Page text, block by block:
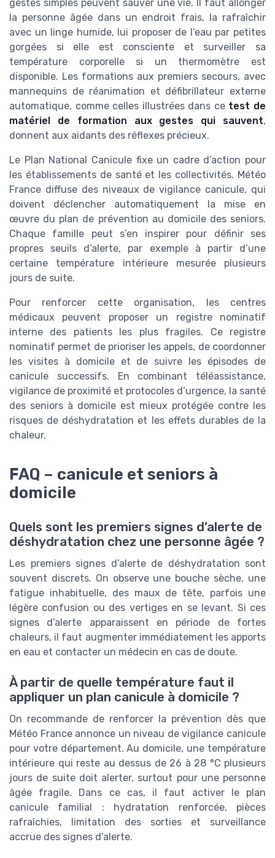
gestes simples peuvent sauver une vie. Il faut allonger
la personne âgée dans un endroit frais, la rafraîchir
avec un linge humide, lui proposer de l’eau par petites
gorgées si elle est consciente et surveiller sa
température corporelle si un thermomètre est
disponible. Les formations aux premiers secours, avec
mannequins de réanimation et défibrillateur externe
automatique, comme celles illustrées dans ce test de
matériel de formation aux gestes qui sauvent,
donnent aux aidants des réflexes précieux.
Le Plan National Canicule fixe un cadre d’action pour
les établissements de santé et les collectivités. Météo
France diffuse des niveaux de vigilance canicule, qui
doivent déclencher automatiquement la mise en
œuvre du plan de prévention au domicile des seniors.
Chaque famille peut s’en inspirer pour définir ses
propres seuils d’alerte, par exemple à partir d’une
certaine température intérieure mesurée plusieurs
jours de suite.
Pour renforcer cette organisation, les centres
médicaux peuvent proposer un registre nominatif
interne des patients les plus fragiles. Ce registre
nominatif permet de prioriser les appels, de coordonner
les visites à domicile et de suivre les épisodes de
canicule successifs. En combinant téléassistance,
vigilance de proximité et protocoles d’urgence, la santé
des seniors à domicile est mieux protégée contre les
risques de déshydratation et les effets durables de la
chaleur.
FAQ – canicule et seniors à
domicile
Quels sont les premiers signes d’alerte de
déshydratation chez une personne âgée ?
Les premiers signes d’alerte de déshydratation sont
souvent discrets. On observe une bouche sèche, une
fatigue inhabituelle, des maux de tête, parfois une
légère confusion ou des vertiges en se levant. Si ces
signes d’alerte apparaissent en période de fortes
chaleurs, il faut augmenter immédiatement les apports
en eau et contacter un médecin en cas de doute.
À partir de quelle température faut il
appliquer un plan canicule à domicile ?
On recommande de renforcer la prévention dès que
Météo France annonce un niveau de vigilance canicule
pour votre département. Au domicile, une température
intérieure qui reste au dessus de 26 à 28 °C plusieurs
jours de suite doit alerter, surtout pour une personne
âgée fragile. Dans ce cas, il faut activer le plan
canicule familial : hydratation renforcée, pièces
rafraîchies, limitation des sorties et surveillance
accrue des signes d’alerte.